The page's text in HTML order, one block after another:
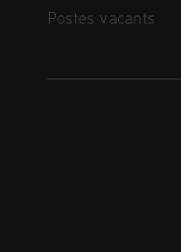
Postes vacants